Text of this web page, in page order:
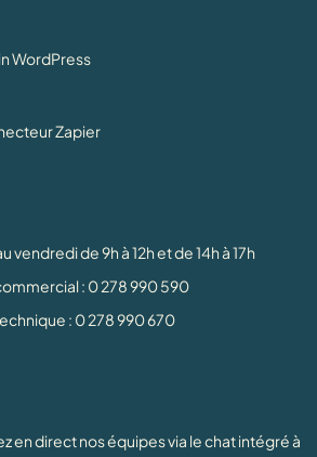
WordPress
Zapier
vendredi de 9h à 12h et de 14h à 17h
: 0 278 990 590
: 0 278 990 670
en direct nos équipes via le chat intégré à